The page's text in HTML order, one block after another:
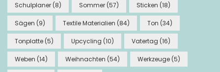
Schulplaner (8) Sommer (57) Sticken (18)
Sägen (9) Textile Materialien (84) Ton (34)
Tonplatte (5) Upcycling (10) Vatertag (16)
Weben (14) Weihnachten (54) Werkzeuge (5)